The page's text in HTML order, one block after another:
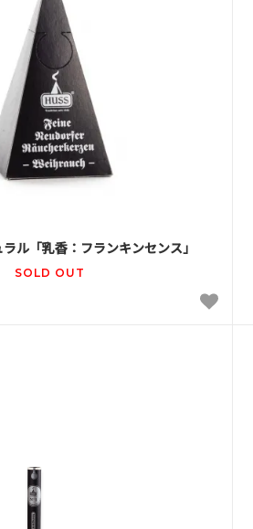
ル「乳香：フランキンセンス」
SOLD OUT